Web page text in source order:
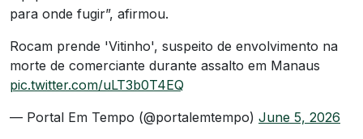
para onde fugir”, afirmou.
Rocam prende 'Vitinho', suspeito de envolvimento na
morte de comerciante durante assalto em Manaus
pic.twitter.com/uLT3b0T4EQ
— Portal Em Tempo (@portalemtempo) June 5, 2026